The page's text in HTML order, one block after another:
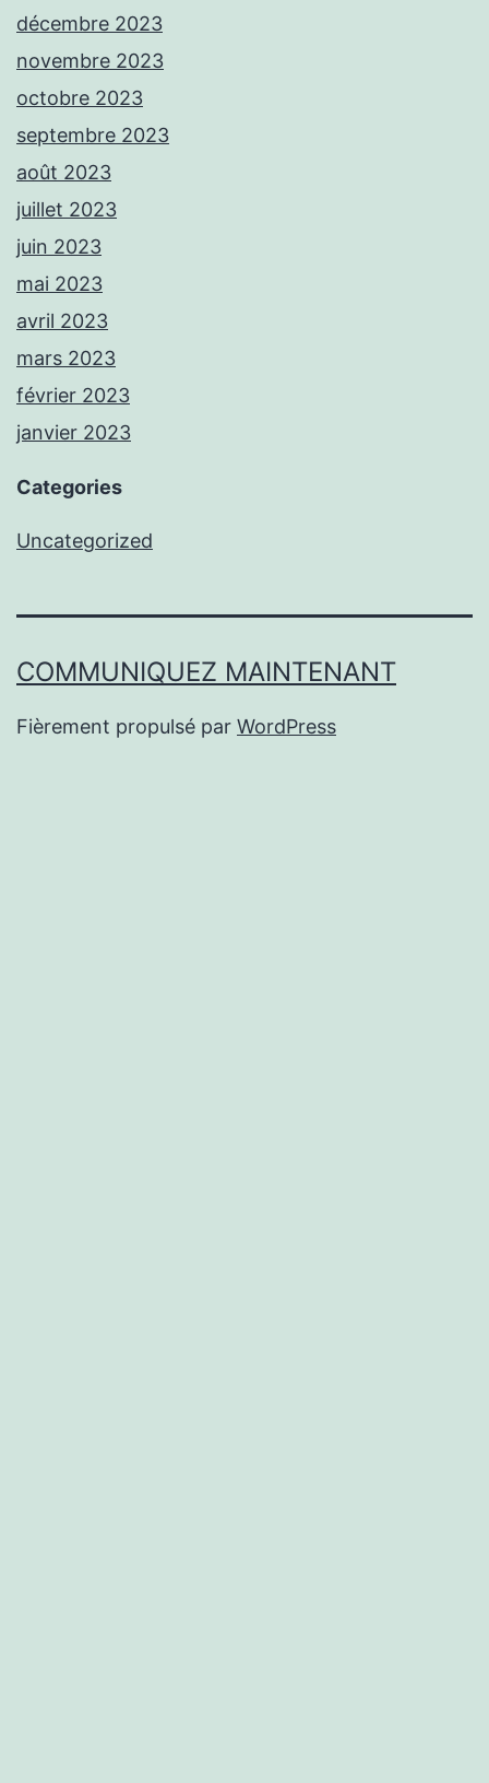
décembre 2023
novembre 2023
octobre 2023
septembre 2023
août 2023
juillet 2023
juin 2023
mai 2023
avril 2023
mars 2023
février 2023
janvier 2023
Categories
Uncategorized
COMMUNIQUEZ MAINTENANT
Fièrement propulsé par WordPress